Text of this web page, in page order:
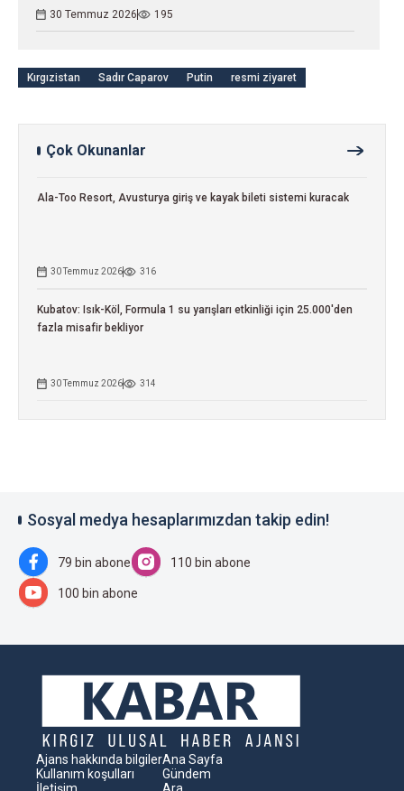
30 Temmuz 2026 195
Kırgızistan Sadır Caparov Putin resmi ziyaret
Çok Okunanlar
Ala-Too Resort, Avusturya giriş ve kayak bileti sistemi kuracak
30 Temmuz 2026 316
Kubatov: Isık-Köl, Formula 1 su yarışları etkinliği için 25.000'den
fazla misafir bekliyor
30 Temmuz 2026 314
Sosyal medya hesaplarımızdan takip edin!
79 bin abone 110 bin abone
100 bin abone
Ajans hakkında bilgiler
Kullanım koşulları
Ana Sayfa
Gündem